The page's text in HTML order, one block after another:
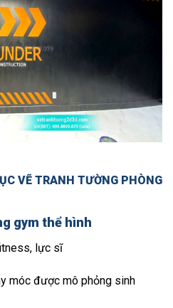
VẼ TRANH TƯỜNG PHÒNG
gym thể hình
lực sĩ
móc được mô phỏng sinh